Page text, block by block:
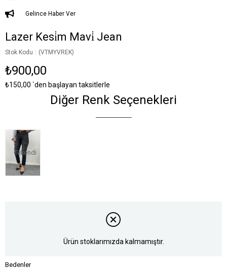
Gelince Haber Ver
Lazer Kesi̇m Mavi̇ Jean
Stok Kodu (VTMYVREK)
₺900,00
₺150,00 `den başlayan taksitlerle
Diğer Renk Seçenekleri
Tükendi
Ürün stoklarımızda kalmamıştır.
Bedenler